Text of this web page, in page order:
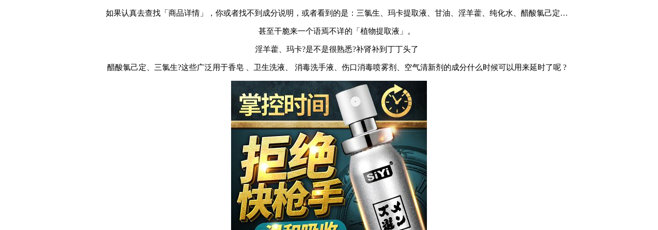
如果认真去查找「商品详情」，你或者找不到成分说明，或者看到的是：三氯生、玛卡提取液、甘油、淫羊藿、纯化水、醋酸氯己定…
甚至干脆来一个语焉不详的「植物提取液」。
淫羊藿、玛卡?是不是很熟悉?补肾补到丁丁头了
醋酸氯己定、三氯生?这些广泛用于香皂 、卫生洗液、 消毒洗手液、伤口消毒喷雾剂、空气清新剂的成分什么时候可以用来延时了呢 ?